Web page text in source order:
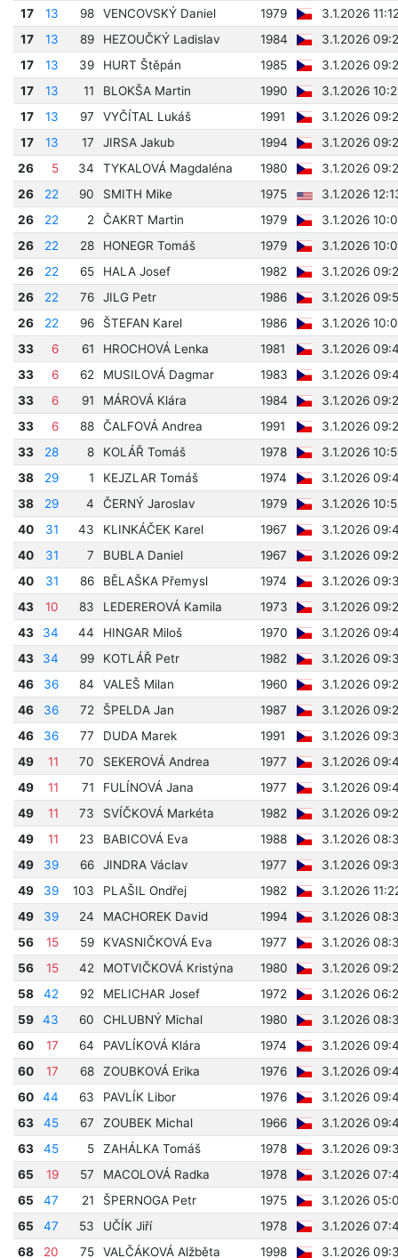
17
13 98 VENCOVSKÝ Daniel 1979
3.1.2026
17
13 89 HEZOUČKÝ Ladislav 1984
3.1.2026
17
13 39 HURT Štěpán 1985
3.1.2026
17
13 11 BLOKŠA Martin 1990
3.1.2026
17
13 97 VYČÍTAL Lukáš 1991
3.1.2026
17
13 17 JIRSA Jakub 1994
3.1.2026
26
5 34 TYKALOVÁ Magdaléna 1980
3.1.2026
26
22 90 SMITH Mike 1975
3.1.2026
26
22 2 ČAKRT Martin 1979
3.1.2026
26
22 28 HONEGR Tomáš 1979
3.1.2026
26
22 65 HALA Josef 1982
3.1.2026
26
22 76 JILG Petr 1986
3.1.2026
26
22 96 ŠTEFAN Karel 1986
3.1.2026
33
6 61 HROCHOVÁ Lenka 1981
3.1.2026
33
6 62 MUSILOVÁ Dagmar 1983
3.1.2026
33
6 91 MÁROVÁ Klára 1984
3.1.2026
33
6 88 ČALFOVÁ Andrea 1991
3.1.2026
33
28 8 KOLÁŘ Tomáš 1978
3.1.2026
38
29 1 KEJZLAR Tomáš 1974
3.1.2026
38
29 4 ČERNÝ Jaroslav 1979
3.1.2026
40
31 43 KLINKÁČEK Karel 1967
3.1.2026
40
31 7 BUBLA Daniel 1967
3.1.2026
40
31 86 BĚLAŠKA Přemysl 1974
3.1.2026
43
10 83 LEDEREROVÁ Kamila 1973
3.1.2026
43
34 44 HINGAR Miloš 1970
3.1.2026
43
34 99 KOTLÁŘ Petr 1982
3.1.2026
46
36 84 VALEŠ Milan 1960
3.1.2026
46
36 72 ŠPELDA Jan 1987
3.1.2026
46
36 77 DUDA Marek 1991
3.1.2026
49
11 70 SEKEROVÁ Andrea 1977
3.1.2026
49
11 71 FULÍNOVÁ Jana 1977
3.1.2026
49
11 73 SVÍČKOVÁ Markéta 1982
3.1.2026
49
11 23 BABICOVÁ Eva 1988
3.1.2026
49
39 66 JINDRA Václav 1977
3.1.2026
49
39 103 PLAŠIL Ondřej 1982
3.1.2026
49
39 24 MACHOREK David 1994
3.1.2026
56
15 59 KVASNIČKOVÁ Eva 1977
3.1.2026
56
15 42 MOTVIČKOVÁ Kristýna 1980
3.1.2026
58
42 92 MELICHAR Josef 1972
3.1.2026
59
43 60 CHLUBNÝ Michal 1980
3.1.2026
60
17 64 PAVLÍKOVÁ Klára 1974
3.1.2026
60
17 68 ZOUBKOVÁ Erika 1976
3.1.2026
60
44 63 PAVLÍK Libor 1976
3.1.2026
63
45 67 ZOUBEK Michal 1966
3.1.2026
63
45 5 ZAHÁLKA Tomáš 1978
3.1.2026
65
19 57 MACOLOVÁ Radka 1978
3.1.2026
65
47 21 ŠPERNOGA Petr 1975
3.1.2026
65
47 53 UČÍK Jiří 1978
3.1.2026
68
20 75 VALČÁKOVÁ Alžběta 1998 3.1.2026